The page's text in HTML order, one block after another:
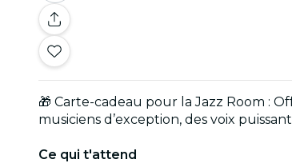
🎁 Carte-cadeau pour la Jazz Room :
musiciens d’exception, des voix
Ce qui t'attend